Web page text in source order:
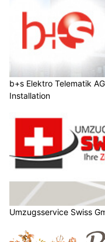
b+s Elektro Telematik
Installation
Umzugsservice Swiss